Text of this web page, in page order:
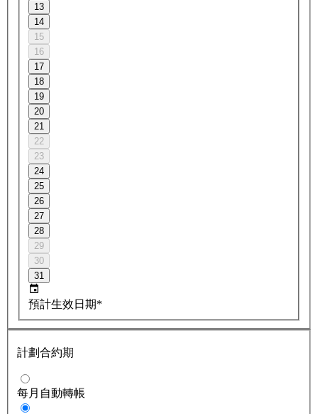
13
14
15
16
17
18
19
20
21
22
23
24
25
26
27
28
29
30
31
預計生效日期*
計劃合約期
每月自動轉帳